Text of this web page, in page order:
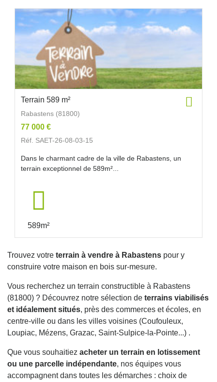
Terrain 589 m²
Rabastens (81800)
77 000 €
Réf. SAET-26-08-03-15
Dans le charmant cadre de la ville de Rabastens, un
terrain exceptionnel de 589m²...
589m²
Trouvez votre terrain à vendre à Rabastens pour y
construire votre maison en bois sur-mesure.
Vous recherchez un terrain constructible à Rabastens
(81800) ? Découvrez notre sélection de terrains viabilisés
et idéalement situés, près des commerces et écoles, en
centre-ville ou dans les villes voisines (Coufouleux,
Loupiac, Mézens, Grazac, Saint-Sulpice-la-Pointe...) .
Que vous souhaitiez acheter un terrain en lotissement
ou une parcelle indépendante, nos équipes vous
accompagnent dans toutes les démarches : choix de